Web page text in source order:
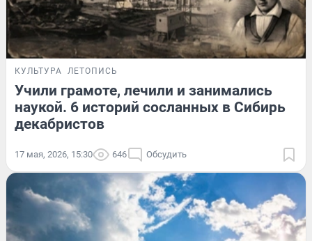
КУЛЬТУРА ЛЕТОПИСЬ
Учили грамоте, лечили и занимались
наукой. 6 историй сосланных в Сибирь
декабристов
17 мая, 2026, 15:30 646 Обсудить